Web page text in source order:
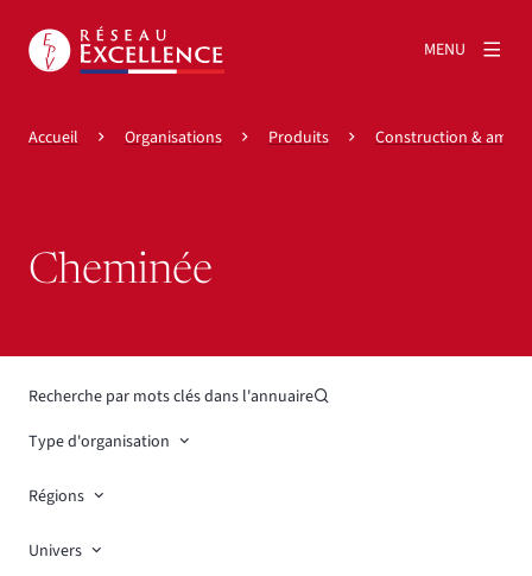
MENU
Accueil Organisations Produits Construction &
Cheminée
Recherche par mots clés dans l'annuaire
Type d'organisation
Régions
Univers